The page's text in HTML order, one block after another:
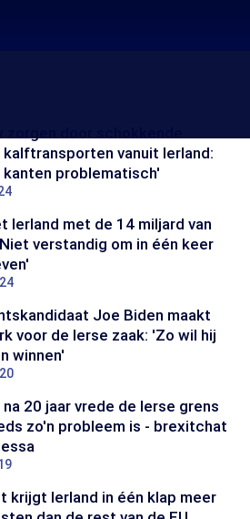
kalftransporten vanuit Ierland:
kanten problematisch'
Ierland met de 14 miljard van
verstandig om in één keer
Joe Biden maakt
voor de Ierse zaak: 'Zo wil hij
winnen'
na 20 jaar vrede de Ierse grens
zo'n probleem is - brexitchat
krijgt Ierland in één klap meer